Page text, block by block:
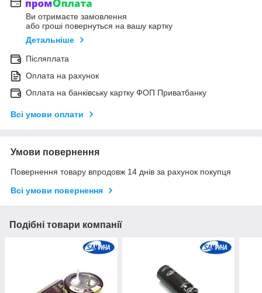
Ви отримаєте замовлення
або гроші повернуться на вашу картку
Детальніше
Післяплата
Оплата на рахунок
Оплата на банківську картку ФОП Приватбанку
Всі умови оплати
Умови повернення
Повернення товару впродовж 14 днів за рахунок покупця
Всі умови повернення
Подібні товари компанії